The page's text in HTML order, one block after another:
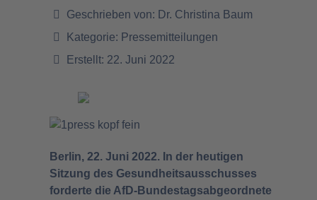
Geschrieben von: Dr. Christina Baum
Kategorie: Pressemitteilungen
Erstellt: 22. Juni 2022
Berlin, 22. Juni 2022. In der heutigen
Sitzung des Gesundheitsausschusses
forderte die AfD-Bundestagsabgeordnete